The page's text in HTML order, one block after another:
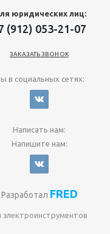
юридических лиц:
(912) 053-21-07
ЗАКАЗАТЬ ЗВОНОК
в социальных сетях:
Написать нам:
Напишите нам:
Разработал FRED